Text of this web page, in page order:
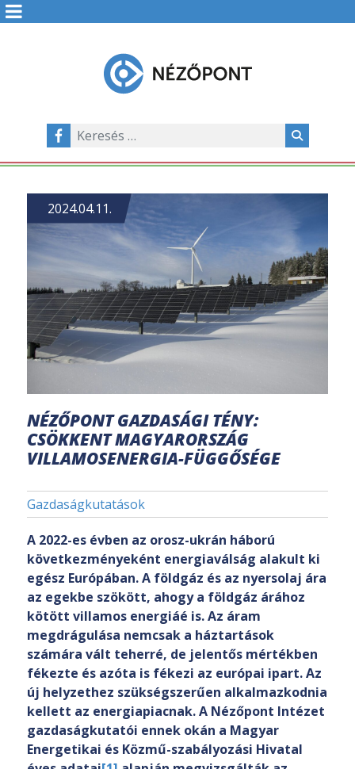
NÉZŐPONT GAZDASÁGI TÉNY:
CSÖKKENT MAGYARORSZÁG
VILLAMOSENERGIA-FÜGGŐSÉGE
Gazdaságkutatások
2024.04.11.
A 2022-es évben az orosz-ukrán háború
következményeként energiaválság alakult ki
egész Európában. A földgáz és az nyersolaj ára
az egekbe szökött, ahogy a földgáz árához
kötött villamos energiáé is. Az áram
megdrágulása nemcsak a háztartások
számára vált teherré, de jelentős mértékben
fékezte és azóta is fékezi az európai ipart. Az
új helyzethez szükségszerűen alkalmazkodnia
kellett az energiapiacnak. A Nézőpont Intézet
gazdaságkutatói ennek okán a Magyar
Energetikai és Közmű-szabályozási Hivatal